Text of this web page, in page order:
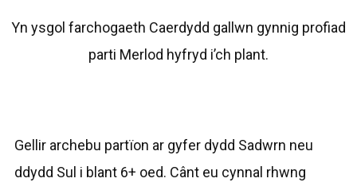
Yn ysgol farchogaeth Caerdydd gallwn gynnig profiad
parti Merlod hyfryd i’ch plant.
Gellir archebu partïon ar gyfer dydd Sadwrn neu
ddydd Sul i blant 6+ oed. Cânt eu cynnal rhwng